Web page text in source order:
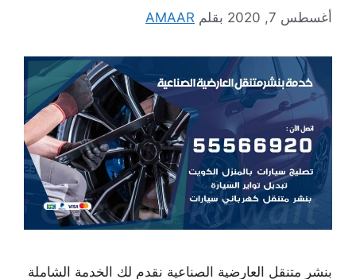
أغسطس 7, 2020 بقلم AMAAR
بنشر متنقل العارضية الصناعية نقدم لك الخدمة الشاملة